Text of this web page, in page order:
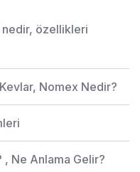
özellikleri
Nomex Nedir?
, Ne Anlama Gelir?